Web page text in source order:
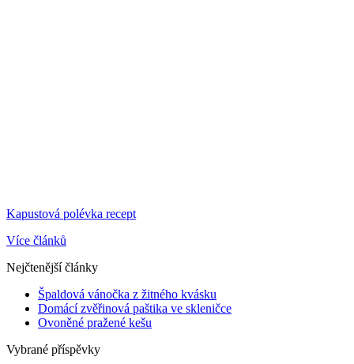
Kapustová polévka recept
Více článků
Nejčtenější články
Špaldová vánočka z žitného kvásku
Domácí zvěřinová paštika ve skleničce
Ovoněné pražené kešu
Vybrané příspěvky